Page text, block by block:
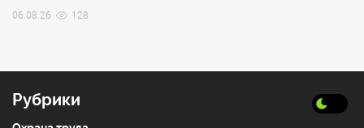
06.08.26 128
Рубрики